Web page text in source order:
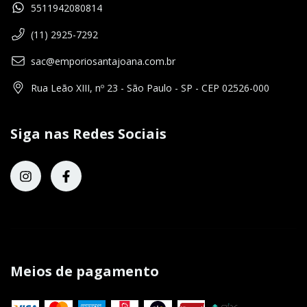
5511942080814
(11) 2925-7292
sac@emporiosantajoana.com.br
Rua Leão XIII, nº 23 - São Paulo - SP - CEP 02526-000
Siga nas Redes Sociais
Meios de pagamento